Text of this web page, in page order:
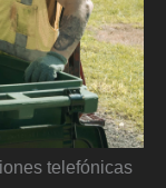
telefónicas